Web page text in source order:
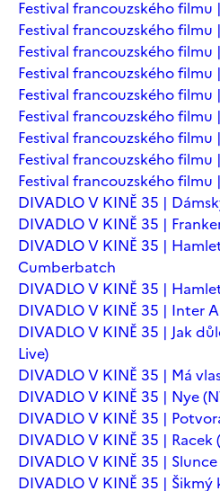
Festival francouzského
Festival francouzského filmu
Festival francouzského filmu
Festival francouzského filmu
Festival francouzského
Festival francouzského filmu
Festival francouzského filmu
Festival francouzského
Festival francouzského filmu
DIVADLO V KINĚ 35 |
DIVADLO V KINĚ 35 |
DIVADLO V KINĚ 35 |
Cumberbatch
DIVADLO V KINĚ 35 |
DIVADLO V KINĚ 35 | Inter
DIVADLO V KINĚ 35 | Jak
Live)
DIVADLO V KINĚ 35 | Má
DIVADLO V KINĚ 35 | Nye
DIVADLO V KINĚ 35 |
DIVADLO V KINĚ 35 |
DIVADLO V KINĚ 35 |
DIVADLO V KINĚ 35 |